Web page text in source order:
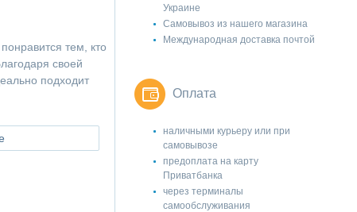
тем, кто
своей
подходит
Украине
Самовывоз из нашего магазина
Международная доставка почтой
Оплата
наличными курьеру или при
самовывозе
предоплата на карту
Приватбанка
через терминалы
самообслуживания